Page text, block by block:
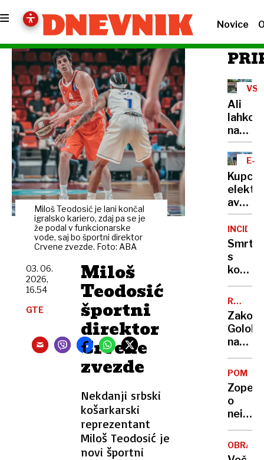
Novice
Miloš Teodosić je lani končal
igralsko kariero, zdaj pa se je
že podal v funkcionarske
vode, saj bo športni direktor
Crvene zvezde. Foto: ABA
Miloš
Teodosić
športni
direktor
Crvene
zvezde
Nekdanji srbski
košarkarski
reprezentant
Miloš Teodosić je
novi športni
03. 06.
2026,
16.54
GTE
Ali
lahko
na
bloka
na
žaru?
zna
E-
Kupci
avtov
v
na
trnih,
Smrt
s
koso
na
strehi
prizor
bolnike
in
osebje
RUMENE
NOVICE
Golob
na
se je
spet
slekla,
ni
Zopet
o
Fajon
za